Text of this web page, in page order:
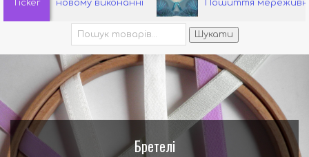
Ticker
новому виконанні Пошиття мереживного
Шукати:
Шукати
Бретелі